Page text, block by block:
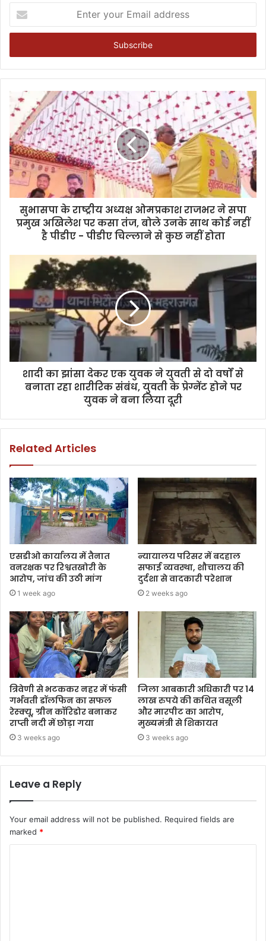
your
Email
सुभासपा के राष्ट्रीय अध्यक्ष ओमप्रकाश राजभर ने सपा
प्रमुख अखिलेश पर कसा तंज, बोले उनके साथ कोई नहीं
है पीडीए - पीडीए चिल्लाने से कुछ नहीं होता
शादी का झांसा देकर एक युवक ने युवती से दो वर्षों से
बनाता रहा शारीरिक संबंध, युवती के प्रेग्नेंट होने पर
युवक ने बना लिया दूरी
Related Articles
एसडीओ कार्यालय में तैनात
वनरक्षक पर रिश्वतखोरी के
आरोप, जांच की उठी मांग
1 week ago
न्यायालय परिसर में बदहाल
सफाई व्यवस्था, शौचालय की
दुर्दशा से वादकारी परेशान
2 weeks ago
त्रिवेणी से भटककर नहर में फंसी
गर्भवती डॉलफिन का सफल
रेस्क्यू, ग्रीन कॉरिडोर बनाकर
राप्ती नदी में छोड़ा गया
3 weeks ago
जिला आबकारी अधिकारी पर 14
लाख रुपये की कथित वसूली
और मारपीट का आरोप,
मुख्यमंत्री से शिकायत
3 weeks ago
Leave a Reply
Your email address will not be published. Required fields are
marked *